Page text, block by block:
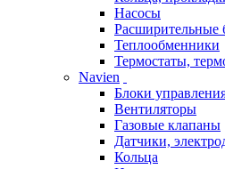
Насосы
Расширительные
Теплообменники
Термостаты,
Navien
Блоки
Вентиляторы
Газовые клапаны
Датчики,
Кольца